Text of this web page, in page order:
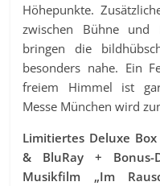
Höhepunkte.
zwischen Bühne und
bringen die
besonders nahe. Ein
freiem Himmel ist
Messe München wird
Limitiertes Deluxe
& BluRay +
Musikfilm „Im